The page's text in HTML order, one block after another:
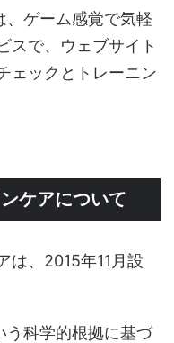
ゲーム感覚で気軽
スで、ウェブサイト
ェックとトレーニン
ケアについて
は、2015年11月設
科学的根拠に基づ